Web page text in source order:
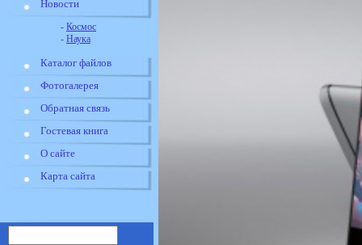
Новости
- Космос
- Наука
Каталог файлов
Фотогалерея
Обратная связь
Гостевая книга
О сайте
Карта сайта